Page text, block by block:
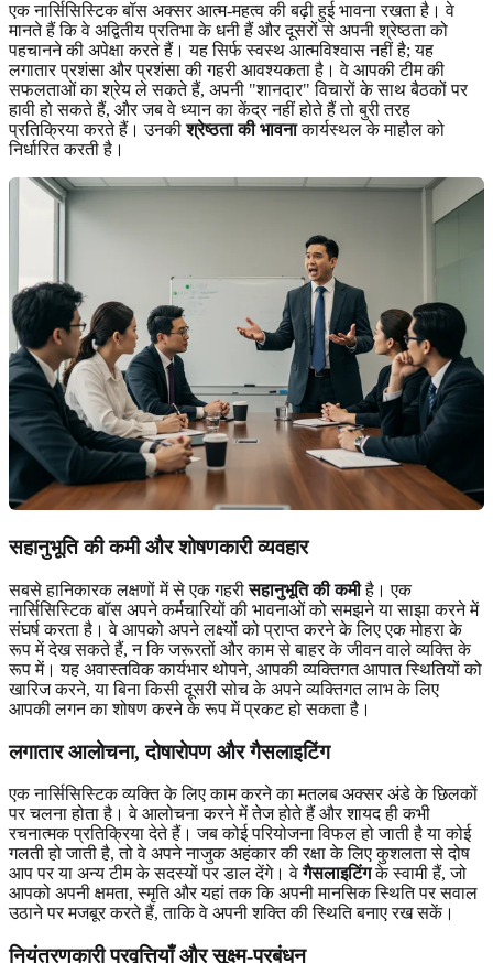
एक नार्सिसिस्टिक बॉस अक्सर आत्म-महत्व की बढ़ी हुई भावना रखता है। वे
मानते हैं कि वे अद्वितीय प्रतिभा के धनी हैं और दूसरों से अपनी श्रेष्ठता को
पहचानने की अपेक्षा करते हैं। यह सिर्फ स्वस्थ आत्मविश्वास नहीं है; यह
लगातार प्रशंसा और प्रशंसा की गहरी आवश्यकता है। वे आपकी टीम की
सफलताओं का श्रेय ले सकते हैं, अपनी "शानदार" विचारों के साथ बैठकों पर
हावी हो सकते हैं, और जब वे ध्यान का केंद्र नहीं होते हैं तो बुरी तरह
प्रतिक्रिया करते हैं। उनकीश्रेष्ठता की भावनाकार्यस्थल के माहौल को
निर्धारित करती है।
सहानुभूति की कमी और शोषणकारी व्यवहार
सबसे हानिकारक लक्षणों में से एक गहरीसहानुभूति की कमीहै। एक
नार्सिसिस्टिक बॉस अपने कर्मचारियों की भावनाओं को समझने या साझा करने में
संघर्ष करता है। वे आपको अपने लक्ष्यों को प्राप्त करने के लिए एक मोहरा के
रूप में देख सकते हैं, न कि जरूरतों और काम से बाहर के जीवन वाले व्यक्ति के
रूप में। यह अवास्तविक कार्यभार थोपने, आपकी व्यक्तिगत आपात स्थितियों को
खारिज करने, या बिना किसी दूसरी सोच के अपने व्यक्तिगत लाभ के लिए
आपकी लगन का शोषण करने के रूप में प्रकट हो सकता है।
लगातार आलोचना, दोषारोपण और गैसलाइटिंग
एक नार्सिसिस्टिक व्यक्ति के लिए काम करने का मतलब अक्सर अंडे के छिलकों
पर चलना होता है। वे आलोचना करने में तेज होते हैं और शायद ही कभी
रचनात्मक प्रतिक्रिया देते हैं। जब कोई परियोजना विफल हो जाती है या कोई
गलती हो जाती है, तो वे अपने नाजुक अहंकार की रक्षा के लिए कुशलता से दोष
आप पर या अन्य टीम के सदस्यों पर डाल देंगे। वेगैसलाइटिंगके स्वामी हैं, जो
आपको अपनी क्षमता, स्मृति और यहां तक कि अपनी मानसिक स्थिति पर सवाल
उठाने पर मजबूर करते हैं, ताकि वे अपनी शक्ति की स्थिति बनाए रख सकें।
नियंत्रणकारी प्रवृत्तियाँ और सूक्ष्म-प्रबंधन